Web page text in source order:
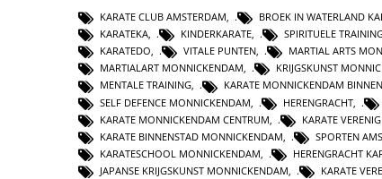
KARATE CLUB AMSTERDAM, BROEK IN WATERLAND
KARATEKA, KINDERKARATE, SPIRITUELE
KARATEDO, VITALE PUNTEN, MARTIAL ARTS
MARTIALART MONNICKENDAM, KRIJGSKUNST
MENTALE TRAINING, KARATE MONNICKENDAM
SELF DEFENCE MONNICKENDAM
HERENGRACHT
KARATE MONNICKENDAM CENTRUM
KARATE
KARATE BINNENSTAD MONNICKENDAM
SPORTEN
KARATESCHOOL MONNICKENDAM
HERENGRACHT
JAPANSE KRIJGSKUNST MONNICKENDAM
KARATE